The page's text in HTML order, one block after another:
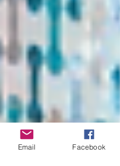
Email Facebook